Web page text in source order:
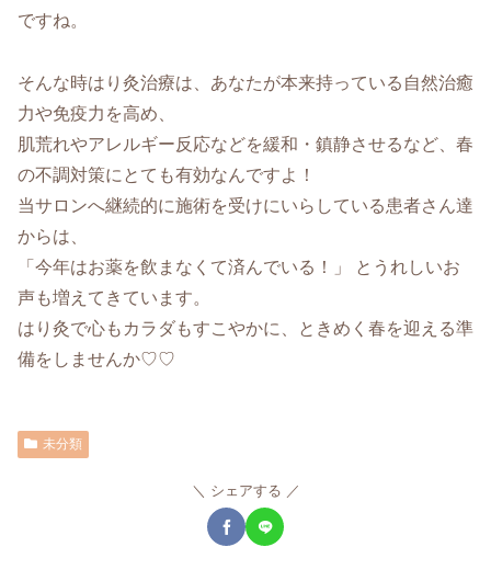
ですね。
そんな時はり灸治療は、あなたが本来持っている自然治癒
力や免疫力を高め、
肌荒れやアレルギー反応などを緩和・鎮静させるなど、春
の不調対策にとても有効なんですよ！
当サロンへ継続的に施術を受けにいらしている患者さん達
からは、
「今年はお薬を飲まなくて済んでいる！」 とうれしいお
声も増えてきています。
はり灸で心もカラダもすこやかに、ときめく春を迎える準
備をしませんか♡♡
未分類
シェアする